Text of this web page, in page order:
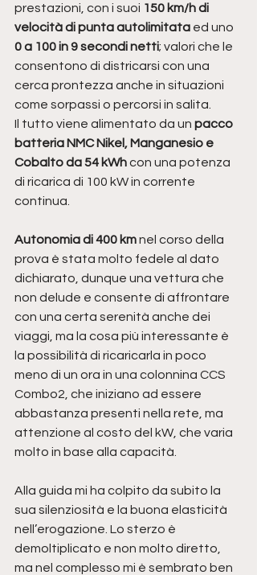
prestazioni, con i suoi 150 km/h di
velocità di punta autolimitata ed uno
0 a 100 in 9 secondi netti; valori che le
consentono di districarsi con una
cerca prontezza anche in situazioni
come sorpassi o percorsi in salita.
Il tutto viene alimentato da un pacco
batteria NMC Nikel, Manganesio e
Cobalto da 54 kWh con una potenza
di ricarica di 100 kW in corrente
continua.
Autonomia di 400 km nel corso della
prova è stata molto fedele al dato
dichiarato, dunque una vettura che
non delude e consente di affrontare
con una certa serenità anche dei
viaggi, ma la cosa più interessante è
la possibilità di ricaricarla in poco
meno di un ora in una colonnina CCS
Combo2, che iniziano ad essere
abbastanza presenti nella rete, ma
attenzione al costo del kW, che varia
molto in base alla capacità.
Alla guida mi ha colpito da subito la
sua silenziosità e la buona elasticità
nell’erogazione. Lo sterzo è
demoltiplicato e non molto diretto,
ma nel complesso mi è sembrato ben